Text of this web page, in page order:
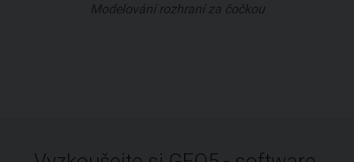
Modelování rozhraní za čočkou